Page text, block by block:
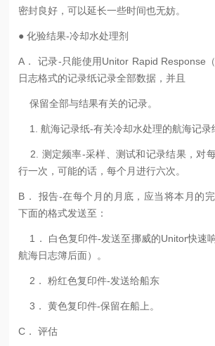
密封良好，可以延长一些时间也无妨。
● 化验结果-冷却水处理剂
A． 记录-只能使用Unitor Rapid Response
日志格式的记录纸记录全部数据，并且
保留全部与结果有关的记录。
1. 航海记录纸-有关冷却水处理的航海记录
2. 测定频率-采样、测试和记录结果，对
行一次，可能的话，每个月进行六次。
B． 报告-在每个月的月底，应当将本月的
下面的格式发送至：
1． 白色复印件-发送至挪威的Unitor快速
航海日志簿后面）。
2． 粉红色复印件-发送给船东
3． 黄色复印件-保留在船上。
C． 评估